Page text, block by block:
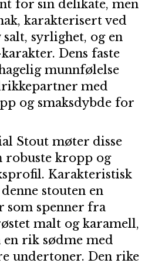
for sin delikate, men
karakterisert ved
salt, syrlighet, og en
Dens faste
munnfølelse
med
og smaksdybde for
Stout møter disse
robuste kropp og
Karakteristisk
stouten en
som spenner fra
malt og karamell,
rik sødme med
undertoner. Den rike